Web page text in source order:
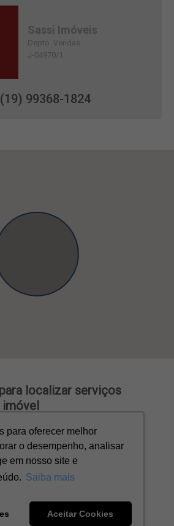
Sassi Imóveis
Depto. Vendas
J-04970/1
(19) 99368-1824